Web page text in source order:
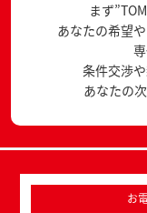
まず
あなたの希望
条件交渉
あなたの
お